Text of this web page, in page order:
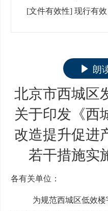
[文件有效性] 现行有效
朗
北京市西城区
关于印发《西
改造提升促进
若干措施实
各有关单位：
为规范西城区低效